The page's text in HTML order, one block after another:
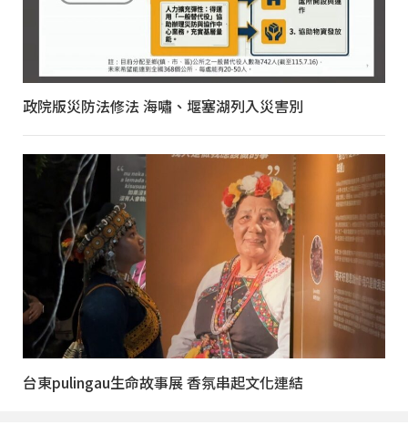
政院版災防法修法 海嘯、堰塞湖列入災害別
台東pulingau生命故事展 香氛串起文化連結